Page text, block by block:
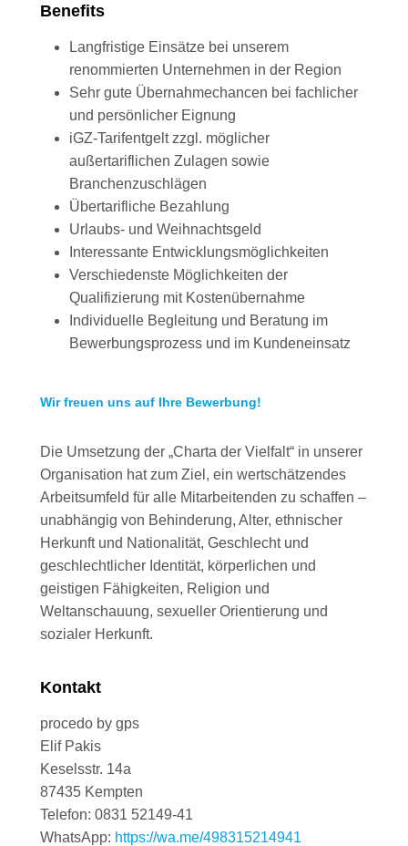
Benefits
Langfristige Einsätze bei unserem
renommierten Unternehmen in der Region
Sehr gute Übernahmechancen bei fachlicher
und persönlicher Eignung
iGZ-Tarifentgelt zzgl. möglicher
außertariflichen Zulagen sowie
Branchenzuschlägen
Übertarifliche Bezahlung
Urlaubs- und Weihnachtsgeld
Interessante Entwicklungsmöglichkeiten
Verschiedenste Möglichkeiten der
Qualifizierung mit Kostenübernahme
Individuelle Begleitung und Beratung im
Bewerbungsprozess und im Kundeneinsatz
Wir freuen uns auf Ihre Bewerbung!
Die Umsetzung der „Charta der Vielfalt“ in unserer
Organisation hat zum Ziel, ein wertschätzendes
Arbeitsumfeld für alle Mitarbeitenden zu schaffen –
unabhängig von Behinderung, Alter, ethnischer
Herkunft und Nationalität, Geschlecht und
geschlechtlicher Identität, körperlichen und
geistigen Fähigkeiten, Religion und
Weltanschauung, sexueller Orientierung und
sozialer Herkunft.
Kontakt
procedo by gps
Elif Pakis
Keselsstr. 14a
87435 Kempten
Telefon: 0831 52149-41
WhatsApp: https://wa.me/498315214941